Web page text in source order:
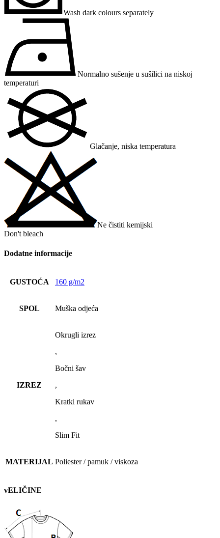
Wash dark colours separately
Normalno sušenje u sušilici na niskoj
temperaturi
Glačanje, niska temperatura
Ne čistiti kemijski
Don't bleach
Dodatne informacije
GUSTOĆA 160 g/m2
SPOL Muška odjeća
IZREZ
Okrugli izrez
,
Bočni šav
,
Kratki rukav
,
Slim Fit
MATERIJAL Poliester / pamuk / viskoza
vELIČINE